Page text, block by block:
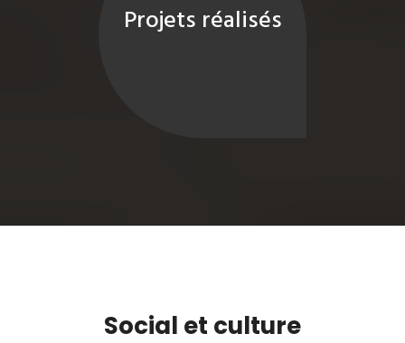
Projets réalisés
Social et culture